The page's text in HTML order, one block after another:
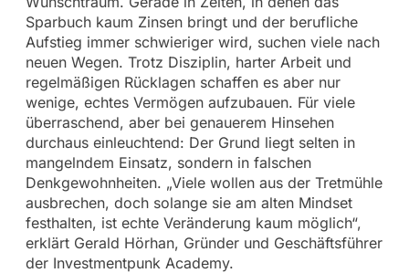
Sparbuch kaum Zinsen bringt und der berufliche
Aufstieg immer schwieriger wird, suchen viele nach
neuen Wegen. Trotz Disziplin, harter Arbeit und
regelmäßigen Rücklagen schaffen es aber nur
wenige, echtes Vermögen aufzubauen. Für viele
überraschend, aber bei genauerem Hinsehen
durchaus einleuchtend: Der Grund liegt selten in
mangelndem Einsatz, sondern in falschen
Denkgewohnheiten. „Viele wollen aus der Tretmühle
ausbrechen, doch solange sie am alten Mindset
festhalten, ist echte Veränderung kaum möglich“,
erklärt Gerald Hörhan, Gründer und Geschäftsführer
der Investmentpunk Academy.